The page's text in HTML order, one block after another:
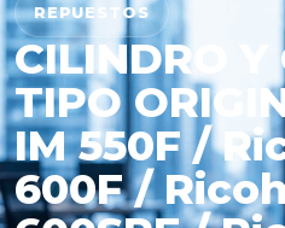
REPUESTOS
CILINDRO Y
TIPO
IM 550F /
600F /